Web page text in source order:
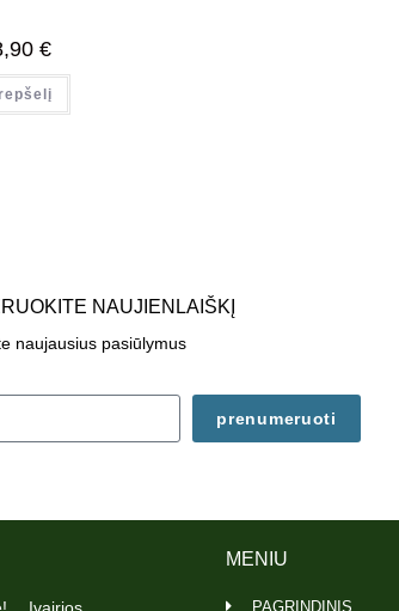
€
NAUJIENLAIŠKĮ
naujausius pasiūlymus
prenumeruoti
Įvairios
MENIU
PAGRINDINIS